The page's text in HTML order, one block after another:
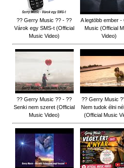
?? Gerry Music ?? - ??
Várok egy SMS-t (Official
Music Video)
A legtöbb ember -
Music (Official
Video)
?? Gerry Music ?? - ??
Senki nem szeret (Official
Music Video)
?? Gerry Music
Nem tudok élni
(Official Music